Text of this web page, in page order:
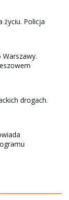
życiu. Policja
drogach.